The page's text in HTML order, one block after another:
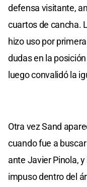
defensa visitante,
cuartos de cancha.
hizo uso por
dudas en la
luego convalidó la
Otra vez Sand
cuando fue a
ante Javier Pinola,
impuso dentro del